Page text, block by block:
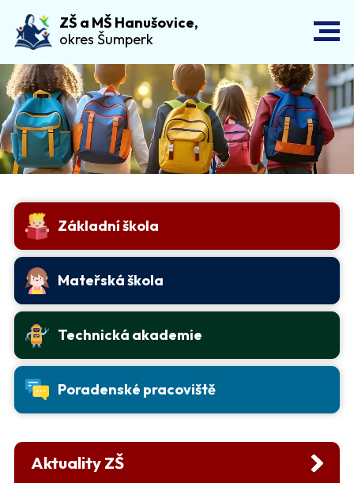
ZŠ a MŠ Hanušovice,
okres Šumperk
Základní škola
Mateřská škola
Technická akademie
Poradenské pracoviště
Aktuality ZŠ